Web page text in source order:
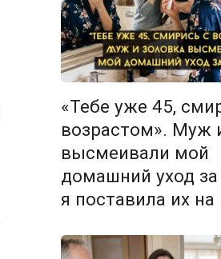
«Тебе уже 45,
возрастом». Муж
высмеивали мой
домашний уход
я поставила их